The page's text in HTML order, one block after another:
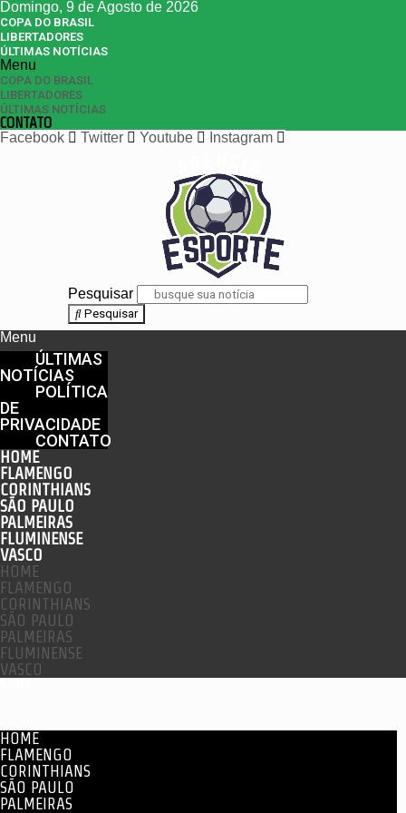
Domingo, 9 de Agosto de 2026
COPA DO BRASIL
LIBERTADORES
ÚLTIMAS NOTÍCIAS
Menu
COPA DO BRASIL
LIBERTADORES
ÚLTIMAS NOTÍCIAS
CONTATO
Facebook
Twitter Youtube Instagram
Pesquisar
Pesquisar
Menu
ÚLTIMAS
NOTÍCIAS
POLÍTICA
DE
PRIVACIDADE
CONTATO
HOME
FLAMENGO
CORINTHIANS
SÃO PAULO
PALMEIRAS
FLUMINENSE
VASCO
HOME
FLAMENGO
CORINTHIANS
SÃO PAULO
PALMEIRAS
FLUMINENSE
VASCO
HOME
FLAMENGO
CORINTHIANS
SÃO PAULO
PALMEIRAS